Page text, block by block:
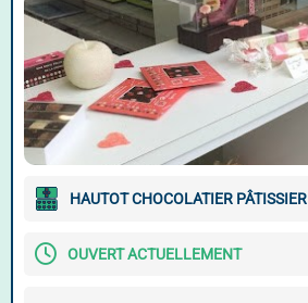
HAUTOT CHOCOLATIER PÂTISSIER
OUVERT ACTUELLEMENT